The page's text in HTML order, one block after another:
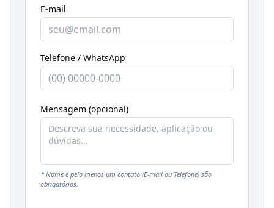
E-mail
Telefone / WhatsApp
Mensagem (opcional)
* Nome e pelo menos um contato (E-mail ou Telefone) são
obrigatórios.